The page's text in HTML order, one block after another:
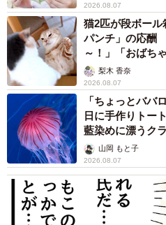
2026.08.07
猫2匹が段ボー
パンチ」の応酬
～！」「おばち
梨木 香奈
2026.08.07
「ちょっとババ
日に手作りト
藍染めに漂うク
ごい」山岡 もと子
2026.08.07